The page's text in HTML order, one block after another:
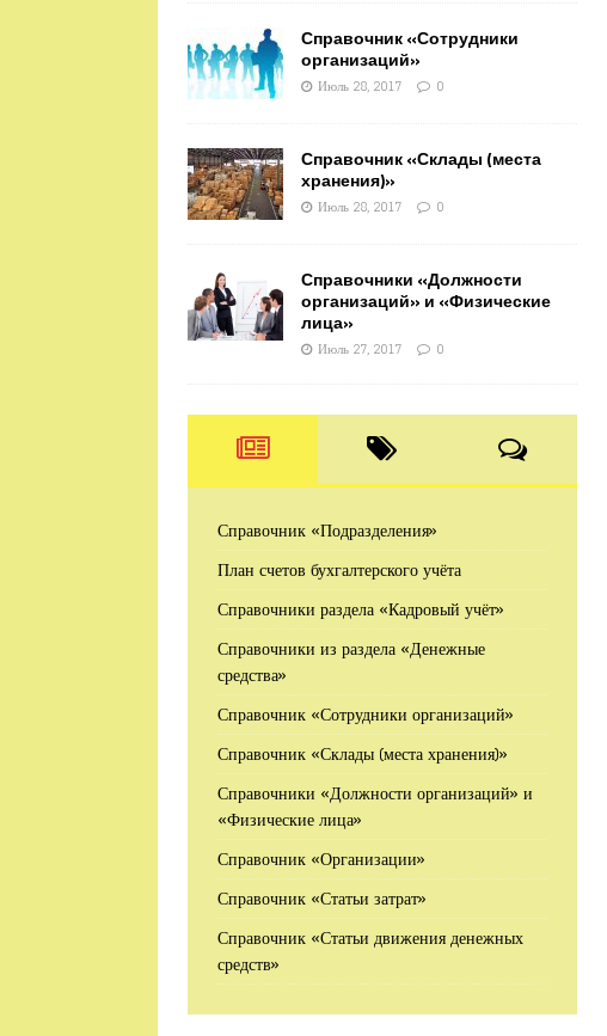
Справочник «Сотрудники
организаций»
Июль 28, 2017 0
Справочник «Склады (места
хранения)»
Июль 28, 2017 0
Справочники «Должности
организаций» и «Физические
лица»
Июль 27, 2017 0
Справочник «Подразделения»
План счетов бухгалтерского учёта
Справочники раздела «Кадровый учёт»
Справочники из раздела «Денежные
средства»
Справочник «Сотрудники организаций»
Справочник «Склады (места хранения)»
Справочники «Должности организаций» и
«Физические лица»
Справочник «Организации»
Справочник «Статьи затрат»
Справочник «Статьи движения денежных
средств»